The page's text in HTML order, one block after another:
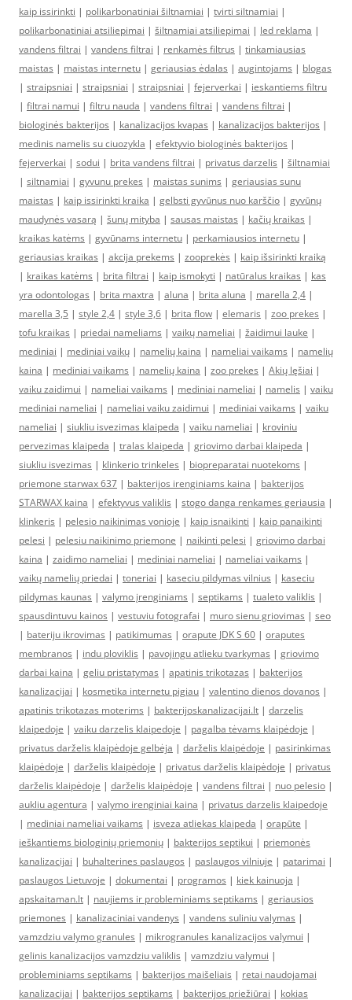
kaip issirinkti | polikarbonatiniai šiltnamiai | tvirti siltnamiai |
polikarbonatiniai atsiliepimai | šiltnamiai atsiliepimai | led reklama |
vandens filtrai | vandens filtrai | renkamės filtrus | tinkamiausias
maistas | maistas internetu | geriausias ėdalas | augintojams | blogas
| straipsniai | straipsniai | straipsniai | fejerverkai | ieskantiems filtru
| filtrai namui | filtru nauda | vandens filtrai | vandens filtrai |
biologinės bakterijos | kanalizacijos kvapas | kanalizacijos bakterijos |
medinis namelis su ciuozykla | efektyvio biologinės bakterijos |
fejerverkai | sodui | brita vandens filtrai | privatus darzelis | šiltnamiai
| siltnamiai | gyvunu prekes | maistas sunims | geriausias sunu
maistas | kaip issirinkti kraika | gelbsti gyvūnus nuo karščio | gyvūnų
maudynės vasarą | šunų mityba | sausas maistas | kačių kraikas |
kraikas katėms | gyvūnams internetu | perkamiausios internetu |
geriausias kraikas | akcija prekems | zooprekės | kaip išsirinkti kraiką
| kraikas katėms | brita filtrai | kaip ismokyti | natūralus kraikas | kas
yra odontologas | brita maxtra | aluna | brita aluna | marella 2,4 |
marella 3,5 | style 2,4 | style 3,6 | brita flow | elemaris | zoo prekes |
tofu kraikas | priedai nameliams | vaikų nameliai | žaidimui lauke |
mediniai | mediniai vaikų | namelių kaina | nameliai vaikams | namelių
kaina | mediniai vaikams | namelių kaina | zoo prekes | Akių lęšiai |
vaiku zaidimui | nameliai vaikams | mediniai nameliai | namelis | vaiku
mediniai nameliai | nameliai vaiku zaidimui | mediniai vaikams | vaiku
nameliai | siukliu isvezimas klaipeda | vaiku nameliai | kroviniu
pervezimas klaipeda | tralas klaipeda | griovimo darbai klaipeda |
siukliu isvezimas | klinkerio trinkeles | biopreparatai nuotekoms |
priemone starwax 637 | bakterijos irenginiams kaina | bakterijos
STARWAX kaina | efektyvus valiklis | stogo danga renkames geriausia |
klinkeris | pelesio naikinimas vonioje | kaip isnaikinti | kaip panaikinti
pelesi | pelesiu naikinimo priemone | naikinti pelesi | griovimo darbai
kaina | zaidimo nameliai | mediniai nameliai | nameliai vaikams |
vaikų namelių priedai | toneriai | kaseciu pildymas vilnius | kaseciu
pildymas kaunas | valymo įrenginiams | septikams | tualeto valiklis |
spausdintuvu kainos | vestuviu fotografai | muro sienu griovimas | seo
| bateriju ikrovimas | patikimumas | orapute JDK S 60 | oraputes
membranos | indu ploviklis | pavojingu atlieku tvarkymas | griovimo
darbai kaina | geliu pristatymas | apatinis trikotazas | bakterijos
kanalizacijai | kosmetika internetu pigiau | valentino dienos dovanos |
apatinis trikotazas moterims | bakterijoskanalizacijai.lt | darzelis
klaipedoje | vaiku darzelis klaipedoje | pagalba tėvams klaipėdoje |
privatus darželis klaipėdoje gelbėja | darželis klaipėdoje | pasirinkimas
klaipėdoje | darželis klaipėdoje | privatus darželis klaipėdoje | privatus
darželis klaipėdoje | darželis klaipėdoje | vandens filtrai | nuo pelesio |
aukliu agentura | valymo irenginiai kaina | privatus darzelis klaipedoje
| mediniai nameliai vaikams | isveza atliekas klaipeda | orapūte |
ieškantiems biologinių priemonių | bakterijos septikui | priemonės
kanalizacijai | buhalterines paslaugos | paslaugos vilniuje | patarimai |
paslaugos Lietuvoje | dokumentai | programos | kiek kainuoja |
apskaitaman.lt | naujiems ir probleminiams septikams | geriausios
priemones | kanalizaciniai vandenys | vandens suliniu valymas |
vamzdziu valymo granules | mikrogranules kanalizacijos valymui |
gelinis kanalizacijos vamzdziu valiklis | vamzdziu valymui |
probleminiams septikams | bakterijos maišeliais | retai naudojamai
kanalizacijai | bakterijos septikams | bakterijos priežiūrai | kokias